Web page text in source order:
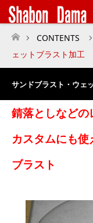
ホーム
CONTENTS
ェットブラスト加工
サンドブラスト・ウェ
錆落としなどの
カスタムにも
ブラスト